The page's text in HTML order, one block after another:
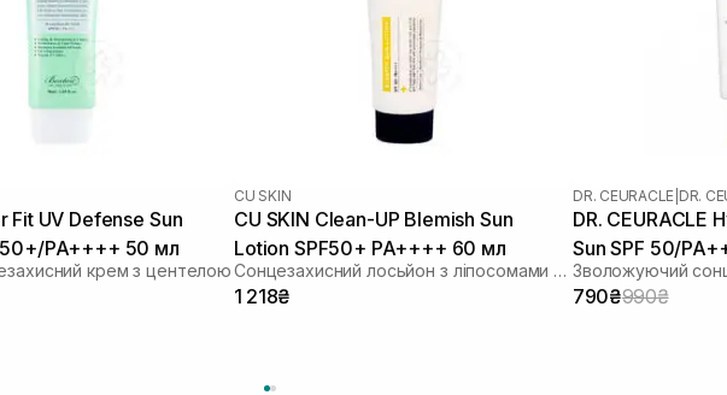
Fit UV Defense Sun
50+/PA++++ 50 мл
крем з центелою
CU SKIN
CU SKIN Clean-UP Blemish Sun
Lotion SPF50+ PA++++ 60 мл
Сонцезахисний лосьйон з ліпосомами на стабільних фільтрах
1 218₴
DR. CEURACLE DR.
DR. CEURACLE
Sun SPF 50/
790₴990₴